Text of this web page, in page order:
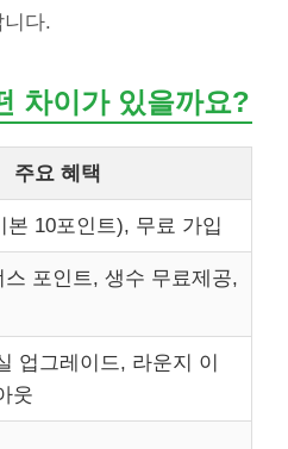
다.
차이가 있을까요?
주요 혜택
본 10포인트), 무료 가입
스 포인트, 생수 무료제공,
업그레이드, 라운지 이
웃